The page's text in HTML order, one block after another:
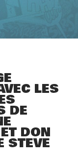
LES
DE
DON
STEVE